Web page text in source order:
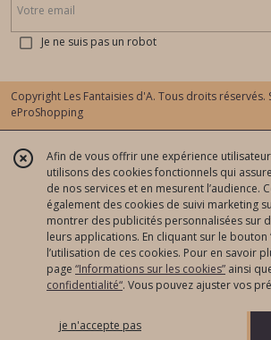
Je ne suis pas un robot
Copyright Les Fantaisies d'A. Tous droits réservés.
eProShopping
Afin de vous offrir une expérience
utilisons des cookies fonctionnels qui
de nos services et en mesurent l’audience.
également des cookies de suivi marketing
montrer des publicités personnalisées sur
leurs applications. En cliquant sur le bouton
l’utilisation de ces cookies. Pour en savoir
page “Informations sur les cookies” ainsi
confidentialité“. Vous pouvez ajuster vos
je n'accepte pas